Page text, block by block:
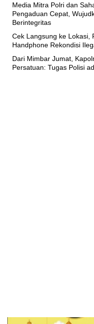
Media Mitra Polri dan
Pengaduan Cepat,
Berintegritas
Cek Langsung ke Lokasi,
Handphone Rekondisi
Dari Mimbar Jumat,
Persatuan: Tugas Polisi